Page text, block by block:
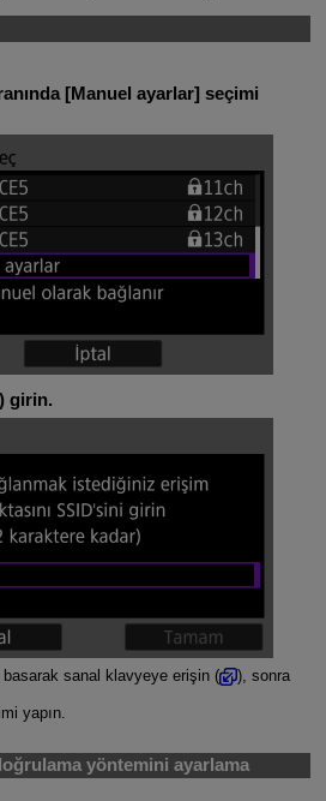
[Manuel ayarlar] seçimi
girin.
basarak sanal klavyeye erişin (
), sonra
yapın.
yöntemini ayarlama